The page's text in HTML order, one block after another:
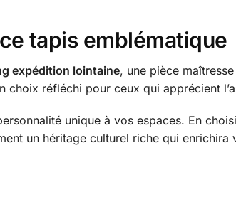
tapis emblématique
expédition lointaine, une pièce
réfléchi pour ceux qui apprécient
unique à vos espaces. En
un héritage culturel riche qui